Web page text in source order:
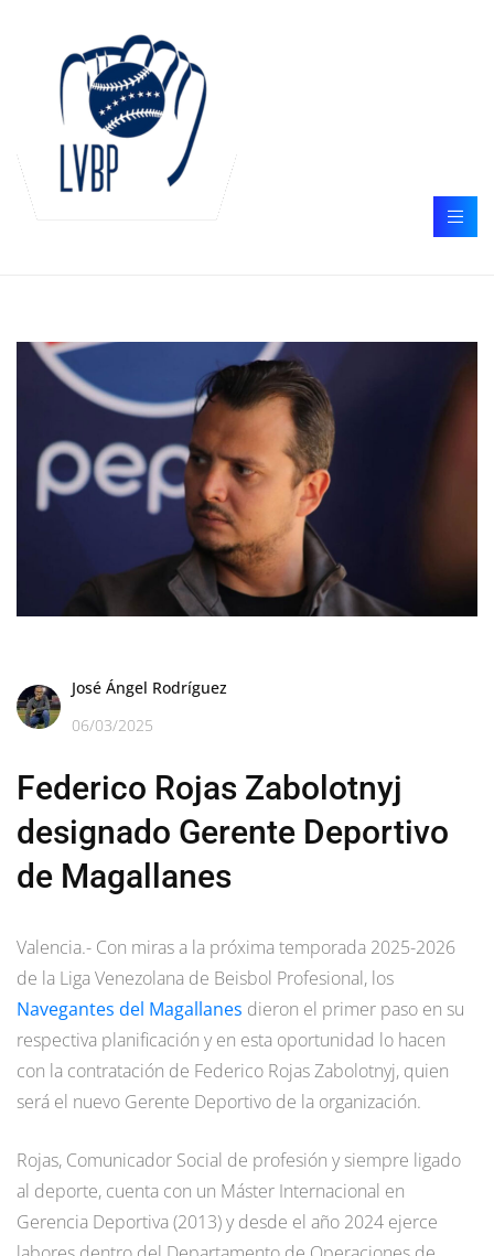
José Ángel Rodríguez
06/03/2025
Federico Rojas Zabolotnyj
designado Gerente Deportivo
de Magallanes
Valencia.- Con miras a la próxima temporada 2025-2026
de la Liga Venezolana de Beisbol Profesional, los
Navegantes del Magallanes dieron el primer paso en su
respectiva planificación y en esta oportunidad lo hacen
con la contratación de Federico Rojas Zabolotnyj, quien
será el nuevo Gerente Deportivo de la organización.
Rojas, Comunicador Social de profesión y siempre ligado
al deporte, cuenta con un Máster Internacional en
Gerencia Deportiva (2013) y desde el año 2024 ejerce